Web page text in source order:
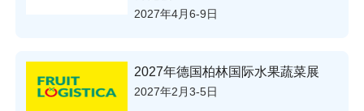
2027年4月6-9日
2027年德国柏林国际水果蔬菜展
2027年2月3-5日